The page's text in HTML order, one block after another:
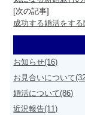
[次の記事]
成功する婚活をす
お知らせ(16)
お見合いについて
婚活について(86)
近況報告(11)